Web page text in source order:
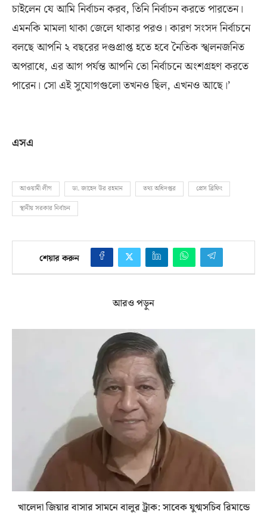
চাইলেন যে আমি নির্বাচন করব,তিনি নির্বাচন করতে পারতেন।
এমনকি মামলা থাকা জেলে থাকার পরও। কারণ সংসদ নির্বাচনে
বলছে আপনি ২ বছরের দণ্ডপ্রাপ্ত হতে হবে নৈতিক স্খলনজনিত
অপরাধে, এর আগ পর্যন্ত আপনি তো নির্বাচনে অংশগ্রহণ করতে
পারেন। সো এই সুযোগগুলো তখনও ছিল, এখনও আছে।’
এসএ
আওয়ামী লীগ ডা. জাহেদ উর রহমান তথ্য অধিদপ্তর
প্রেস ব্রিফিং
স্থানীয় সরকার নির্বাচন
শেয়ার করুন
আরও পড়ুন
খালেদা জিয়ার বাসার সামনে বালুর ট্রাক: সাবেক যুগ্মসচিব রিমান্ডে